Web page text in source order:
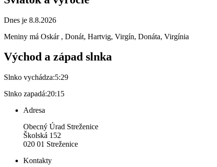
Dnes je 8.8.2026
Meniny má Oskár , Donát, Hartvig, Virgín, Donáta, Virgínia
Východ a západ slnka
Slnko vychádza:5:29
Slnko zapadá:20:15
Adresa
Obecný Úrad Streženice
Školská 152
020 01 Streženice
Kontakty